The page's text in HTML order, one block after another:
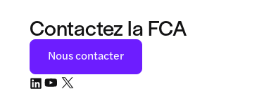
Contactez la FCA
Nous contacter